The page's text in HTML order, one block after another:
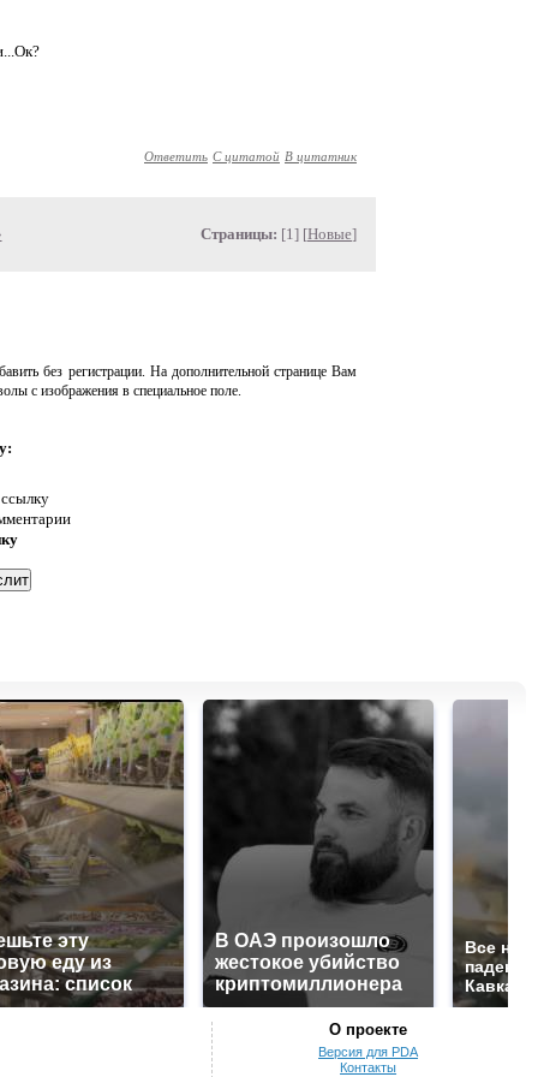
Ответить С цитатой В цитатник
Страницы: [1] [Новые]
без регистрации. На дополнительной странице Вам
с изображения в специальное поле.
эту
еду из
список
В ОАЭ произошло
жестокое убийство
криптомиллионера
Все
О проекте
Версия для PDA
Контакты